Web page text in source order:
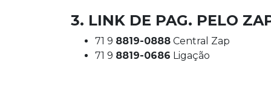
3. LINK DE PAG. PELO
71 9 8819-0888 Central Zap
71 9 8819-0686 Ligação